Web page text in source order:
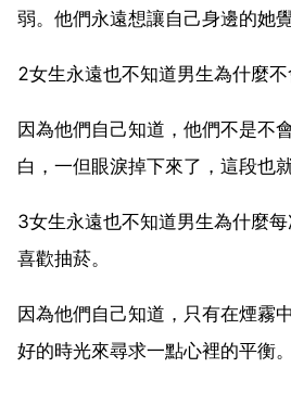
弱。他們永遠想讓自己身邊的她
2女生永遠也不知道男生為什麼不
因為他們自己知道，他們不是不
白，一但眼淚掉下來了，這段也就
3女生永遠也不知道男生為什麼
喜歡抽菸。
因為他們自己知道，只有在煙霧
好的時光來尋求一點心裡的平衡。